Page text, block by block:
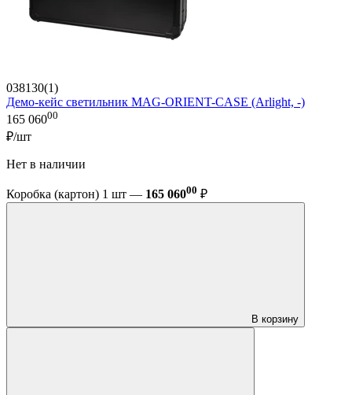
038130(1)
Демо-кейс светильник MAG-ORIENT-CASE (Arlight, -)
165 06000
₽/шт
Нет в наличии
Коробка (картон) 1 шт — 165 06000 ₽
В корзину